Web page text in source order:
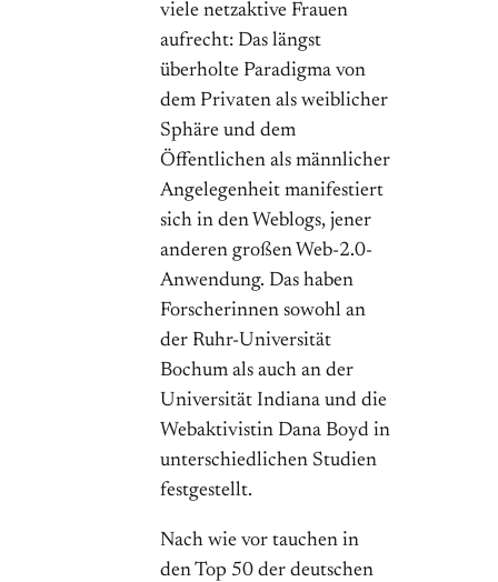
viele netzaktive Frauen
aufrecht: Das längst
überholte Paradigma von
dem Privaten als weiblicher
Sphäre und dem
Öffentlichen als männlicher
Angelegenheit manifestiert
sich in den Weblogs, jener
anderen großen Web-2.0-
Anwendung. Das haben
Forscherinnen sowohl an
der Ruhr-Universität
Bochum als auch an der
Universität Indiana und die
Webaktivistin Dana Boyd in
unterschiedlichen Studien
festgestellt.
Nach wie vor tauchen in
den Top 50 der deutschen